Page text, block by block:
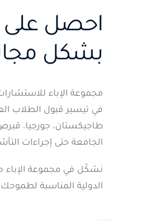
احصل
بشكل
مجموعة الإباء
في تيسير قبول الطلاب
طاجيكستان، جورجيا،
الجامعة حتى إجراءات
نشكّل في مجموعة الإباء
الدولية المناسبة